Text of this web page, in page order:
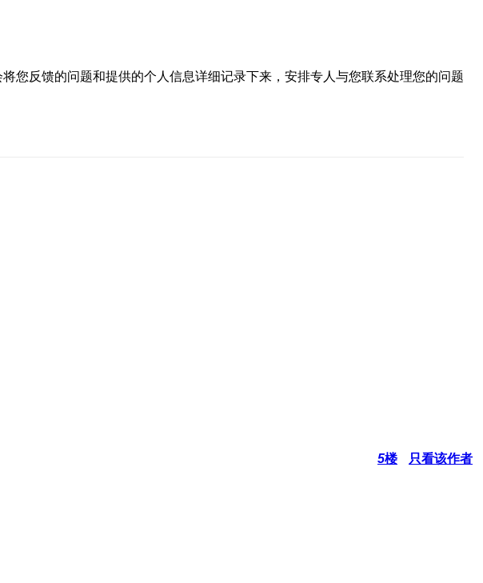
您反馈的问题和提供的个人信息详细记录下来，安排专人与您联系处理您的问题
5楼 只看该作者